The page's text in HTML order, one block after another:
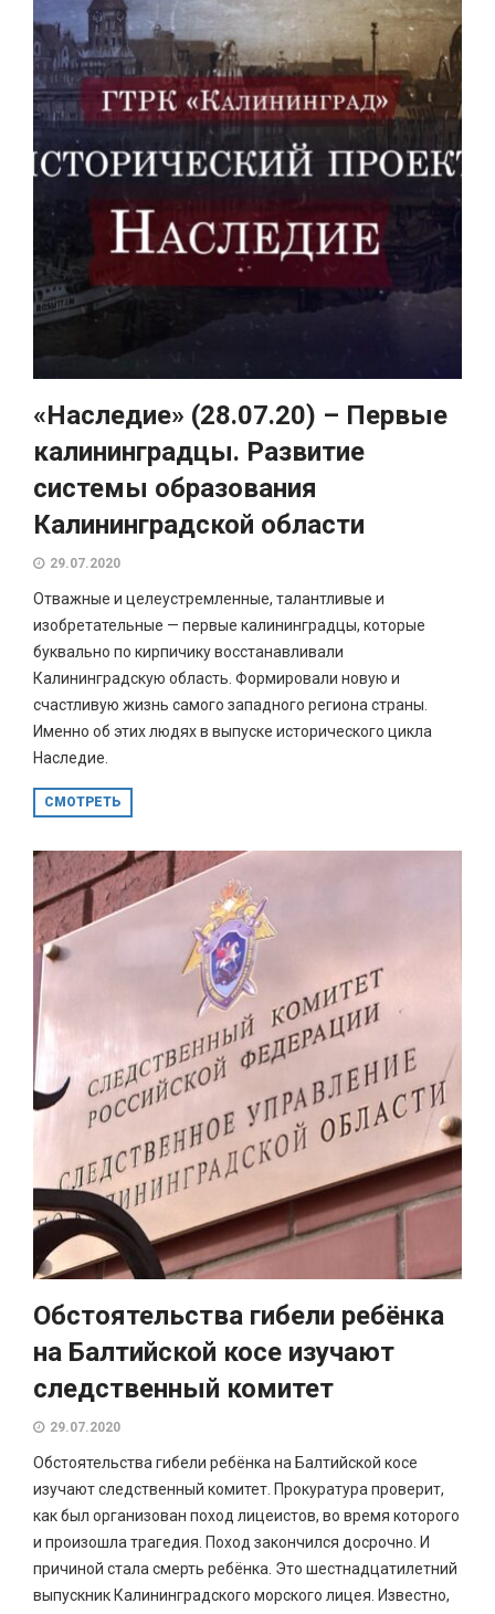
«Наследие» (28.07.20) – Первые
калининградцы. Развитие
системы образования
Калининградской области
29.07.2020
Отважные и целеустремленные, талантливые и
изобретательные — первые калининградцы, которые
буквально по кирпичику восстанавливали
Калининградскую область. Формировали новую и
счастливую жизнь самого западного региона страны.
Именно об этих людях в выпуске исторического цикла
Наследие.
СМОТРЕТЬ
Обстоятельства гибели ребёнка
на Балтийской косе изучают
следственный комитет
29.07.2020
Обстоятельства гибели ребёнка на Балтийской косе
изучают следственный комитет. Прокуратура проверит,
как был организован поход лицеистов, во время которого
и произошла трагедия. Поход закончился досрочно. И
причиной стала смерть ребёнка. Это шестнадцатилетний
выпускник Калининградского морского лицея. Известно,